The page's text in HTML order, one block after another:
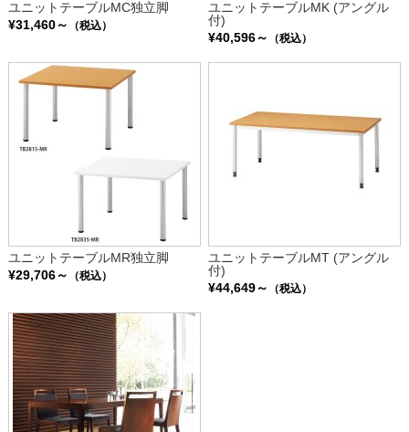
ユニットテーブルMC独立脚
¥31,460～
（税込）
ユニットテーブルMK (アングル
付)
¥40,596～
（税込）
ユニットテーブルMR独立脚
¥29,706～
（税込）
ユニットテーブルMT (アングル
付)
¥44,649～
（税込）